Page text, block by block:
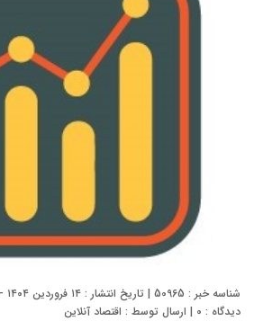
دیدگاه : 0 | ارسال توسط : اقتصاد آنلاین